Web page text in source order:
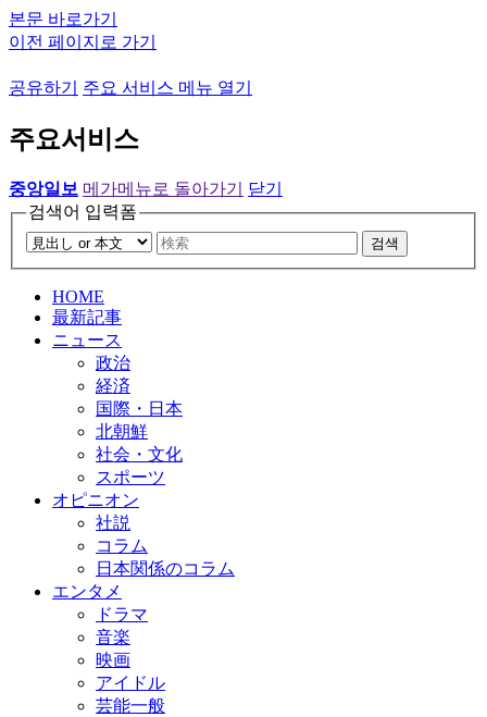
본문 바로가기
이전 페이지로 가기
공유하기 주요 서비스 메뉴 열기
주요서비스
중앙일보 메가메뉴로 돌아가기
닫기
검색어 입력폼
검색
HOME
最新記事
ニュース
政治
経済
国際・日本
北朝鮮
社会・文化
スポーツ
オピニオン
社説
コラム
日本関係のコラム
エンタメ
ドラマ
音楽
映画
アイドル
芸能一般